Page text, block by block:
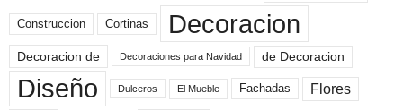
Construccion Cortinas Decoracion
Decoracion de Decoraciones para Navidad de Decoracion
Diseño Dulceros El Mueble Fachadas Flores